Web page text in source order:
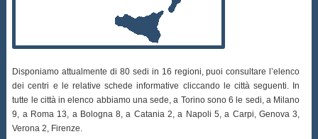
Disponiamo attualmente di 80 sedi in 16 regioni, puoi consultare l’elenco
dei centri e le relative schede informative cliccando le città seguenti. In
tutte le città in elenco abbiamo una sede, a Torino sono 6 le sedi, a Milano
9, a Roma 13, a Bologna 8, a Catania 2, a Napoli 5, a Carpi, Genova 3,
Verona 2, Firenze.